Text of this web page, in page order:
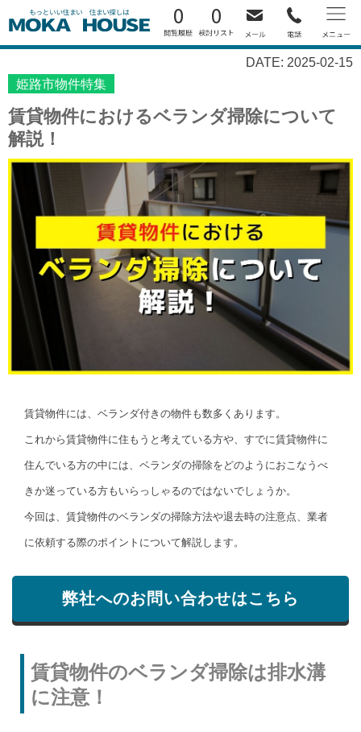
0 0
DATE: 2025-02-15
姫路市物件特集
賃貸物件におけるベランダ掃除について
解説！
賃貸物件には、ベランダ付きの物件も数多くあります。
これから賃貸物件に住もうと考えている方や、すでに賃貸物件に
住んでいる方の中には、ベランダの掃除をどのようにおこなうべ
きか迷っている方もいらっしゃるのではないでしょうか。
今回は、賃貸物件のベランダの掃除方法や退去時の注意点、業者
に依頼する際のポイントについて解説します。
弊社へのお問い合わせはこちら
賃貸物件のベランダ掃除は排水溝
に注意！